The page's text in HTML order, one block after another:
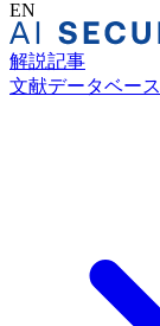
EN
解説記事
文献データベース